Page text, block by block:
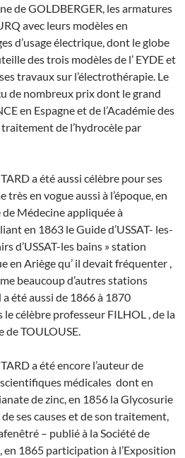
de GOLDBERGER, les armatures
avec leurs modèles en
d’usage électrique, dont le globe
des trois modèles de l’ EYDE et
travaux sur l’électrothérapie. Le
de nombreux prix dont le grand
en Espagne et de l’Académie des
traitement de l’hydrocèle par
a été aussi célèbre pour ses
en vogue aussi à l’époque, en
Médecine appliquée à
en 1863 le Guide d’USSAT- les-
d’USSAT-les bains » station
en Ariège qu’ il devait fréquenter ,
beaucoup d’autres stations
été aussi de 1866 à 1870
célèbre professeur FILHOL , de la
TOULOUSE.
a été encore l’auteur de
médicales dont en
de zinc, en 1856 la Glycosurie
ses causes et de son traitement,
– publié à la Société de
en 1865 participation à l’Exposition